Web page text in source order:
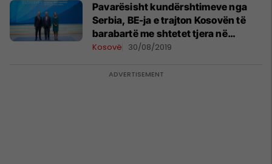
Pavarësisht kundërshtimeve nga
Serbia, BE-ja e trajton Kosovën të
barabartë me shtetet tjera në
takimin në Helsinki
Kosovë 30/08/2019